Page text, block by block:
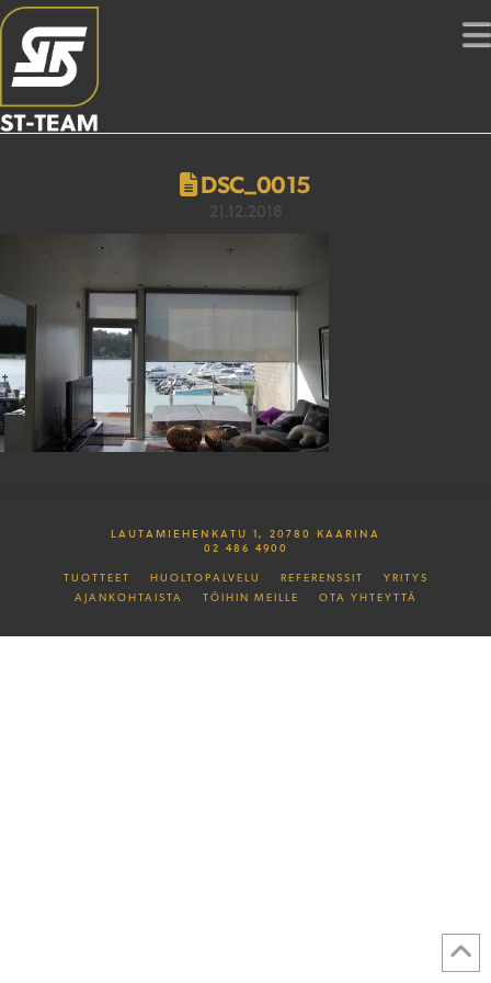
DSC_0015
LAUTAMIEHENKATU 1, 20780 KAARINA
02 486 4900
TUOTTEET HUOLTOPALVELU REFERENSSIT
YRITYS
AJANKOHTAISTA
TÖIHIN MEILLE OTA YHTEYTTÄ